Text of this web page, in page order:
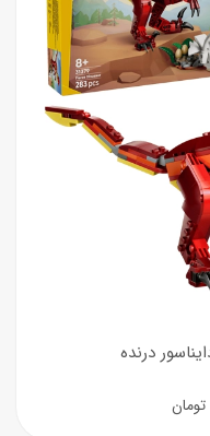
تومان